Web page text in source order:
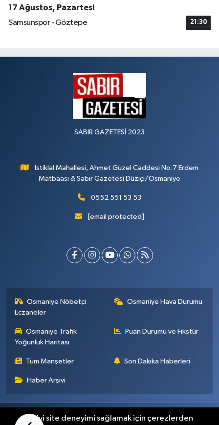
17 Ağustos, Pazartesi
Samsunspor - Göztepe
21:30
SABIR GAZETESİ 2023
İstiklal Mahallesi, Ahmet Güzel Caddesi No:7 Erdem
Matbaası & Sabır Gazetesi Düziçi/Osmaniye
0552 551 53 53
[email protected]
Osmaniye Nöbetçi
Eczaneler
Osmaniye Hava Durumu
Osmaniye Trafik
Yoğunluk Haritası
Puan Durumu ve Fikstür
Tüm Manşetler Son Dakika Haberleri
Haber Arşivi
Künye İletişim Gizlilik Sözleşmesi
En iyi site deneyimi sağlamak için çerezlerden